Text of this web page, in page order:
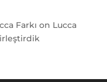
Farkı on Lucca